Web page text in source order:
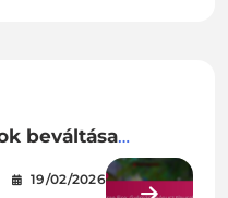
beváltása
egyedi
eseményekhez
19/02/2026